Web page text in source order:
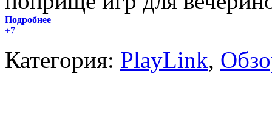
Подробнее
+7
Категория: PlayLink,